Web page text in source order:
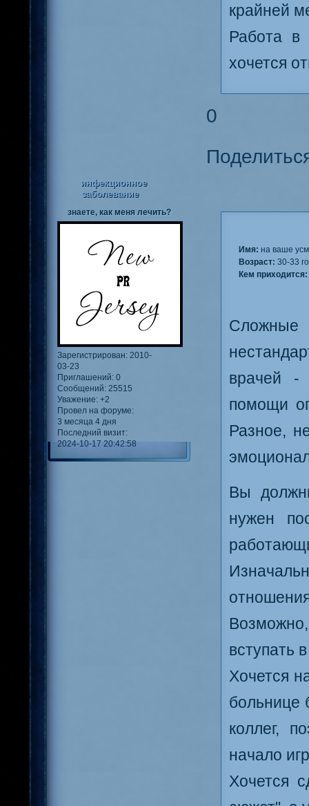
крайней
Работа
хочется
0
инфекционное
заболевание
знаете, как меня лечить?
Зарегистрирован: 2010-
03-23
Приглашений: 0
Сообщений: 25515
Уважение: +2
Провел на форуме:
3 месяца 4 дня
Последний визит:
2024-10-17 20:42:58
Имя: на ваше
Возраст: 30-33
Кем приходится:
врачей -
помощи
Разное,
Вы
нужен
вступать
Хочется
больнице
коллег,
начало
Хочется